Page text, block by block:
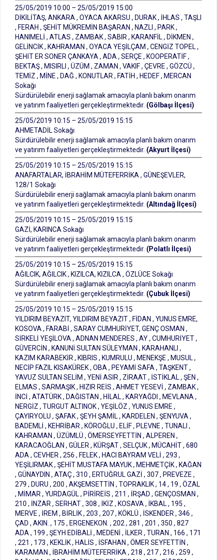
25/05/2019 10:00 – 25/05/2019 15:00
DİKİLİTAŞ, ANKARA , OYACA AKARSU , DURAK , İHLAS , TAŞLI
, FERAH , ŞEHİT MÜKREMİN BAŞARAN , NAZLI , PARK ,
HANIMELİ , ATLAS , ZAMBAK , SABIR , KARANFİL , DİKMEN ,
GELİNCİK , KAHRAMAN , OYACA YEŞİLÇAM , CENGİZ TOPEL ,
ŞEHİT ER SONER ÇANKAYA , ADA , SERÇE , KOOPERATİF ,
BEKTAŞ , MISIRLI , ÜZÜM , ZAMAN , VAKIF , ÇEVRE , GÖZCÜ ,
TEMİZ , MİNE , DAĞ , KONUTLAR , FATİH , HEDEF , MERCAN
Sokağı
Sürdürülebilir enerji sağlamak amacıyla planlı bakım onarım
ve yatırım faaliyetleri gerçekleştirmektedir. (Gölbaşı İlçesi)
25/05/2019 10:15 – 25/05/2019 15:15
AHMETADİL Sokağı
Sürdürülebilir enerji sağlamak amacıyla planlı bakım onarım
ve yatırım faaliyetleri gerçekleştirmektedir. (Akyurt İlçesi)
25/05/2019 10:15 – 25/05/2019 15:15
ANAFARTALAR, İBRAHİM MÜTEFERRİKA , GÜNEŞEVLER,
128/1 Sokağı
Sürdürülebilir enerji sağlamak amacıyla planlı bakım onarım
ve yatırım faaliyetleri gerçekleştirmektedir. (Altındağ İlçesi)
25/05/2019 10:15 – 25/05/2019 15:15
GAZİ, KARINCA Sokağı
Sürdürülebilir enerji sağlamak amacıyla planlı bakım onarım
ve yatırım faaliyetleri gerçekleştirmektedir. (Polatlı İlçesi)
25/05/2019 10:15 – 25/05/2019 15:15
AĞILCIK, AĞILCIK , KIZILCA, KIZILCA , ÖZLÜCE Sokağı
Sürdürülebilir enerji sağlamak amacıyla planlı bakım onarım
ve yatırım faaliyetleri gerçekleştirmektedir. (Çubuk İlçesi)
25/05/2019 10:15 – 25/05/2019 15:15
YILDIRIM BEYAZIT, YILDIRIM BEYAZIT , FİDAN , YUNUS EMRE,
KOSOVA , FARABİ , SARAY CUMHURİYET, GENÇ OSMAN ,
SİRKELİ YEŞİLOVA , ADNAN MENDERES , AY , CUMHURİYET ,
GÜVERCİN , KANUNİ SULTAN SÜLEYMAN , KARAHANLI ,
KAZIM KARABEKİR , KIBRIS , KUMRULU , MENEKŞE , MUSUL ,
NECİP FAZIL KISAKÜREK , OBA , PEYAMİ SAFA , TAŞKENT ,
YAVUZ SULTAN SELİM , YENİ ASIR , ZİRAAT , İSTİKLAL , ŞEN ,
ELMAS , SARMAŞIK , HIZIR REİS , AHMET YESEVİ , ZAMBAK ,
İNCİ , ATATÜRK , DAĞISTAN , HİLAL , KARYAĞDI , MEVLANA ,
NERGİZ , TURGUT ALTINOK , YEŞİLÖZ , YUNUS EMRE ,
ÇAYIRYOLU , ŞAFAK , ŞEYH ŞAMİL , KARDELEN , ŞENYUVA ,
BADEMLİ , KEHRİBAR , KÖROĞLU , ELİF , PLEVNE , TUNALI ,
KAHRAMAN , ÜZÜMLÜ , ÖMERSEYFETTİN , ALPEREN ,
KARACAOĞLAN , GÜLER , KÜRŞAT , SELÇUK , MÜCAHİT , 680
ADA , CEVHER , 256 , FELEK , HACI BAYRAM VELİ , 293 ,
YEŞİLIRMAK , ŞEHİT MUSTAFA MAYUK , MEHMETÇİK , KAĞAN
, GÜNAYDIN , ATAÇ , 310 , ERTUĞRUL GAZİ , 307 , PREVEZE ,
279 , DURU , 200 , AKŞEMSETTİN , TOPRAKLIK , 14 , 19 , ÖZAL
, MİMAR , YURDAGÜL , PİRİREİS , 211 , İRŞAD , GENÇOSMAN ,
210 , İNZAR , SERHAT , 308 , İKİZ , KOSAVA , İKBAL , 195 ,
MERVE , İREM , BİRLİK , 203 , 207 , KÖKLÜ , İSKENDER , 346 ,
ÇAD , AKIN. , 175 , ERGENEKON. , 202 , 281 , 201 , 350 , 827
ADA , 199 , ŞEYH EDİBALİ , MEDENİ , İLKER , TURAN , 166 , 171
, 221 , 173 , KEKLİK , HALİS , İSFAHAN , ÖMER SEYFETTİN ,
KARAMAN , İBRAHİM MÜTEFERRİKA , 218 , 217 , 216 , 259 ,